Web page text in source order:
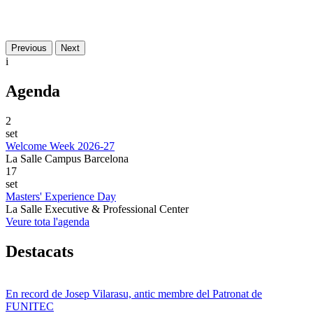
Previous Next
i
Agenda
2
set
Welcome Week 2026-27
La Salle Campus Barcelona
17
set
Masters' Experience Day
La Salle Executive & Professional Center
Veure tota l'agenda
Destacats
En record de Josep Vilarasu, antic membre del Patronat de
FUNITEC